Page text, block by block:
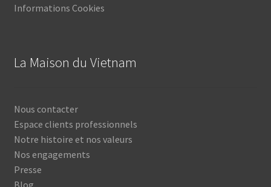
Informations Cookies
La Maison du Vietnam
Nous contacter
Espace clients professionnels
Notre histoire et nos valeurs
Nos engagements
Presse
Blog